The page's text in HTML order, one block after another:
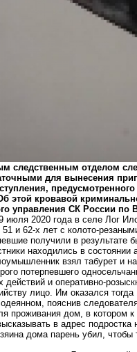
отделом
для вынесения
этой кровавой
управления СК России по
2020 года в селе Лог
и 62-х лет с колото-
получили в результате
находились в
взял табурет и
потерпевшего
и оперативно-
лицо. Им оказался
пояснив
проживания дом, в котором
в адрес
дома парень убил,